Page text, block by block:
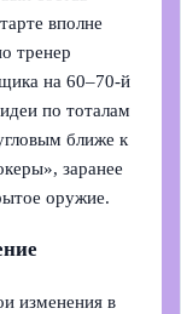
вполне
тренер
на 60–70‑й
по тоталам
ближе к
заранее
оружие.
изменения в